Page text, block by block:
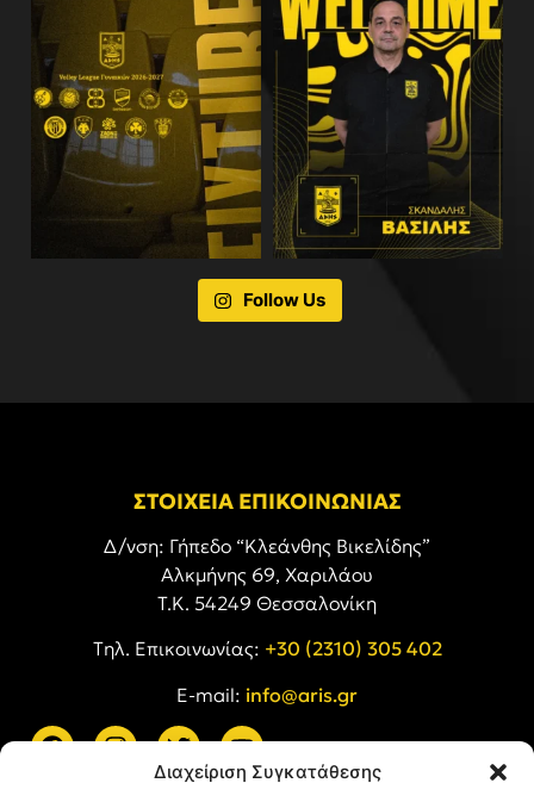
Διαχείριση Συγκατάθεσης
Follow Us
ΣΤΟΙΧΕΙΑ ΕΠΙΚΟΙΝΩΝΙΑΣ
Δ/νση: Γήπεδο “Κλεάνθης Βικελίδης”
Αλκμήνης 69, Χαριλάου
Τ.Κ. 54249 Θεσσαλονίκη
Tηλ. Επικοινωνίας: +30 (2310) 305 402
E-mail: info@aris.gr